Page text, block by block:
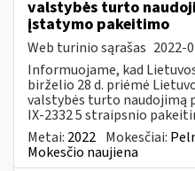
valstybės turto
įstatymo pakeitimo
Web turinio sąrašas 2022-
Informuojame, kad
birželio 28 d. priėmė
valstybės turto naudojimą
IX-2332 5 straipsnio
Metai: 2022 Mokesčiai:
Mokesčio naujiena